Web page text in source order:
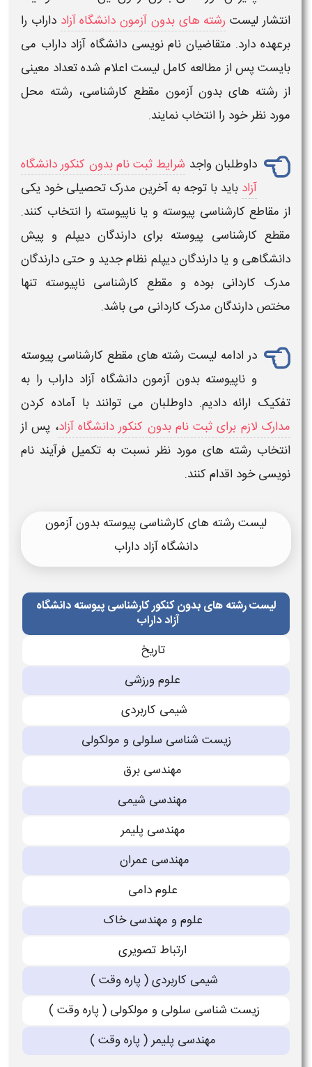
انتشارلیست رشته های بدون آزمون دانشگاه آزاد داراب را
برعهده دارد. متقاضیان نام نویسیدانشگاه آزاد داراب می
بایست پس از مطالعه کامللیستاعلام شده تعداد معینی
از رشته های بدون آزمون مقطع کارشناسی، رشته محل
مورد نظر خود را انتخاب نمایند.
داوطلبان واجد شرایط ثبت نام بدون کنکور دانشگاه
آزاد باید با توجه به آخرین مدرک تحصیلی خود یکی
از مقاطع کارشناسی پیوسته و یاناپیوسته را انتخاب کنند.
مقطع کارشناسی پیوسته برای دارندگان دیپلم و پیش
دانشگاهی و یا دارندگان دیپلم نظام جدید و حتی دارندگان
مدرک کاردانی بوده و مقطع کارشناسی ناپیوسته تنها
مختص دارندگان مدرک کاردانی می باشد.
در ادامه لیست رشته های مقطع کارشناسی پیوسته
و ناپیوسته بدون آزمون دانشگاه آزاد داراب را به
تفکیک ارائه دادیم. داوطلبان می توانند با آماده کردن
مدارک لازم برای ثبت نام بدون کنکور دانشگاه آزاد، پس از
انتخاب رشته های مورد نظر نسبت به تکمیل فرآیند نام
نویسی خود اقدام کنند.
لیست رشته های کارشناسی پیوسته بدون آزمون
دانشگاه آزاد داراب
لیست رشته های بدون کنکور کارشناسی پیوسته دانشگاه
آزاد داراب
تاریخ
علوم ورزشی
شیمی كاربردى
زیست شناسی سلولی و مولكولی
مهندسی برق
مهندسی شیمی
مهندسی پلیمر
مهندسی عمران
علوم دامی
علوم و مهندسی خاک
ارتباط تصویرى
شیمی كاربردى ( پاره وقت )
زیست شناسی سلولی و مولكولی ( پاره وقت )
مهندسی پلیمر ( پاره وقت )